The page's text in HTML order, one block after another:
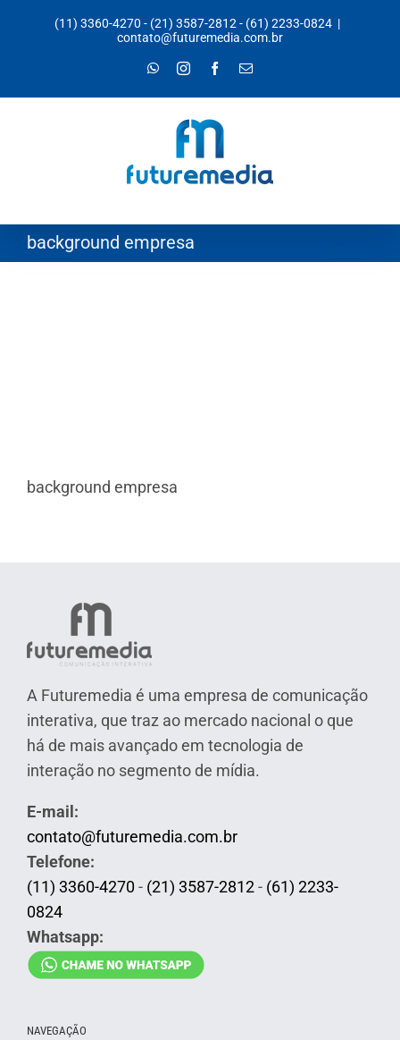
(11) 3360-4270 - (21) 3587-2812- (61) 2233-0824 |
contato@futuremedia.com.br
WhatsAppInstagramFacebook
E-
background empresa
background empresa
A Futuremedia é uma empresa de comunicação
interativa, que traz ao mercado nacional o que
há de mais avançado em tecnologia de
interação no segmento de mídia.
E-mail:
contato@futuremedia.com.br
Telefone:
(11) 3360-4270 - (21) 3587-2812- (61) 2233-
0824
Whatsapp:
NAVEGAÇÃO